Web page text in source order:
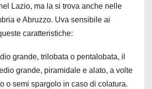
Lazio, ma la si trova anche nelle
e Abruzzo. Uva sensibile ai
caratteristiche:
grande, trilobata o pentalobata, il
grande, piramidale e alato, a volte
o semi spargolo in caso di colatura.